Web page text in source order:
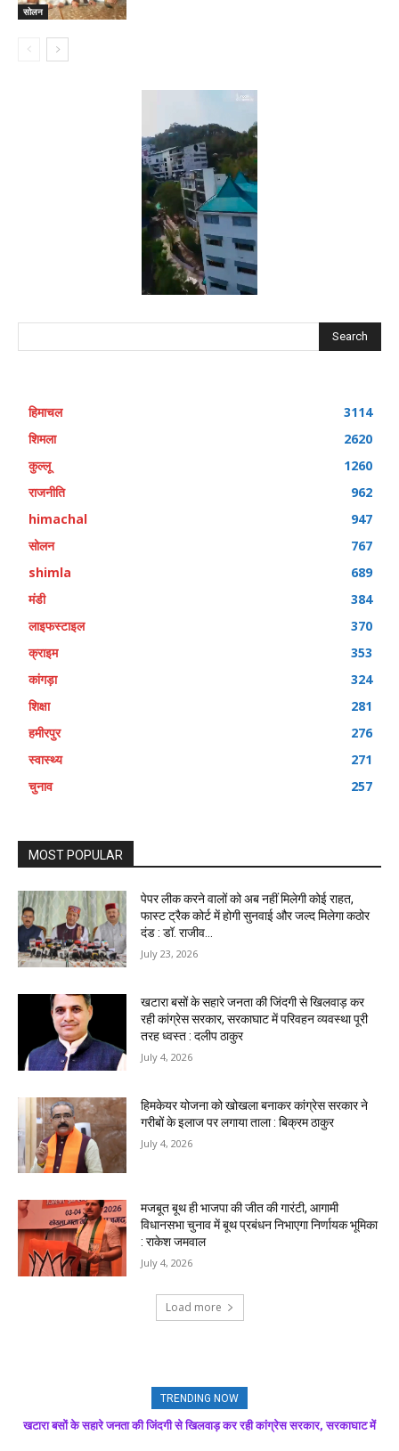
सोलन
Search
हिमाचल
3114
शिमला
2620
कुल्लू
1260
राजनीति
962
himachal
947
सोलन
767
shimla
689
मंडी
384
लाइफस्टाइल
370
क्राइम
353
कांगड़ा
324
शिक्षा
281
हमीरपुर
276
स्वास्थ्य
271
चुनाव
257
MOST POPULAR
पेपर लीक करने वालों को अब नहीं मिलेगी कोई राहत,
फास्ट ट्रैक कोर्ट में होगी सुनवाई और जल्द मिलेगा कठोर
दंड : डॉ. राजीव...
July 23, 2026
खटारा बसों के सहारे जनता की जिंदगी से खिलवाड़ कर
रही कांग्रेस सरकार, सरकाघाट में परिवहन व्यवस्था पूरी
तरह ध्वस्त : दलीप ठाकुर
July 4, 2026
हिमकेयर योजना को खोखला बनाकर कांग्रेस सरकार ने
गरीबों के इलाज पर लगाया ताला : बिक्रम ठाकुर
July 4, 2026
मजबूत बूथ ही भाजपा की जीत की गारंटी, आगामी
विधानसभा चुनाव में बूथ प्रबंधन निभाएगा निर्णायक भूमिका
: राकेश जमवाल
July 4, 2026
Load more